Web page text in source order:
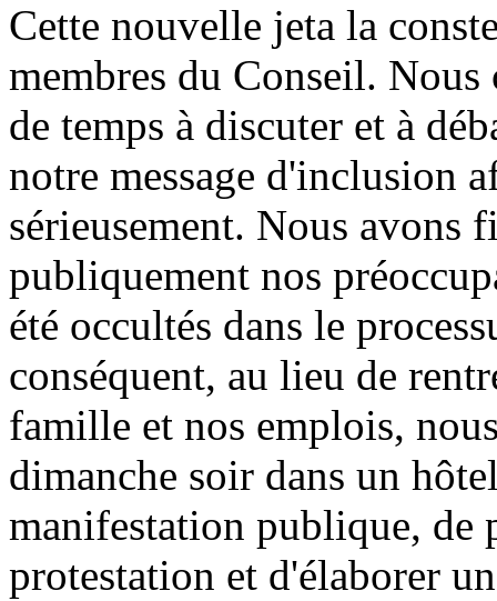
Cette nouvelle jeta la
membres du Conseil. Nous
de temps à discuter et à
notre message d'inclusion
sérieusement. Nous avons
publiquement nos
été occultés dans le
conséquent, au lieu de
famille et nos emplois,
dimanche soir dans un
manifestation publique, de
protestation et d'élaborer